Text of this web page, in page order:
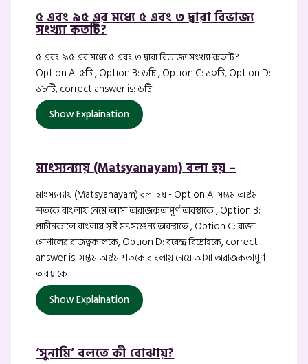
৫ এবং ৯৫ এর মধ্যে ৫ এবং ৩ দ্বারা বিভাজ্য
সংখ্যা কতটি?
৫ এবং ৯৫ এর মধ্যে ৫ এবং ৩ দ্বারা বিভাজ্য সংখ্যা কতটি?
Option A: ৫টি , Option B: ৬টি , Option C: ১০টি, Option D:
১৮টি, correct answer is: ৬টি
Show Explaination
মাংস্যন্যায় (Matsyanayam) বলা হয় –
মাংস্যন্যায় (Matsyanayam) বলা হয় - Option A: সপ্তম অষ্টম
শতকে বাংলায় নেমে আসা অরাজকতাপূর্ণ অবস্থাকে , Option B:
প্রাচীনকালে বাংলায় সৃষ্ট মৎস্যশুন্য অবস্থাতে , Option C: রাজা
গোপালের রাজত্বকালকে, Option D: বরেন্দ্র বিদ্রোহকে, correct
answer is: সপ্তম অষ্টম শতকে বাংলায় নেমে আসা অরাজকতাপূর্ণ
অবস্থাকে
Show Explaination
‘সুনামি’ বলতে কী বোঝায়?